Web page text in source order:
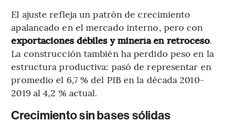
El ajuste refleja un patrón de crecimiento
apalancado en el mercado interno, pero con
exportaciones débiles y minería en retroceso.
La construcción también ha perdido peso en la
estructura productiva: pasó de representar en
promedio el 6,7 % del PIB en la década 2010-
2019 al 4,2 % actual.
Crecimiento sin bases sólidas